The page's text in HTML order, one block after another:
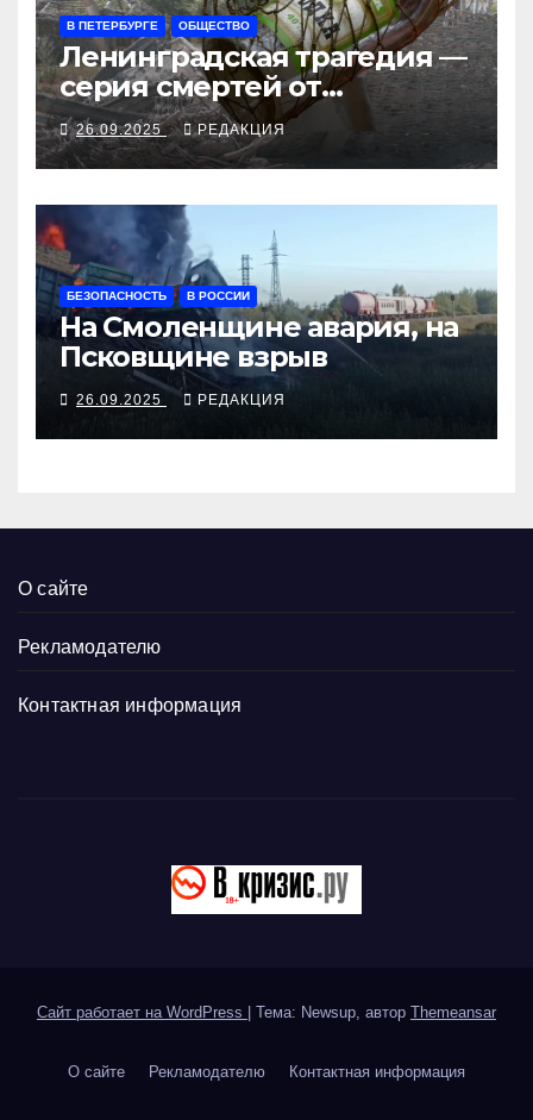
В ПЕТЕРБУРГЕ ОБЩЕСТВО
Ленинградская трагедия —
серия смертей от
алкосуррогата
26.09.2025 РЕДАКЦИЯ
БЕЗОПАСНОСТЬ В РОССИИ
На Смоленщине авария, на
Псковщине взрыв
26.09.2025 РЕДАКЦИЯ
О сайте
Рекламодателю
Контактная информация
Сайт работает на WordPress Тема: Newsup, автор Themeansar
О сайте Рекламодателю Контактная информация